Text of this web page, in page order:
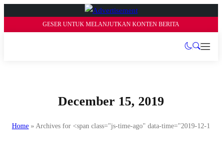
GESER UNTUK MELANJUTKAN KONTEN BERITA
December 15, 2019
Home » Archives for <span class="js-time-ago" data-time="2019-12-